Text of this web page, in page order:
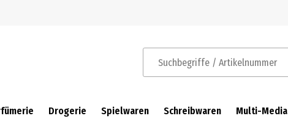
Suchbegriffe / Artikelnummer
Drogerie Spielwaren Schreibwaren Multi-Media